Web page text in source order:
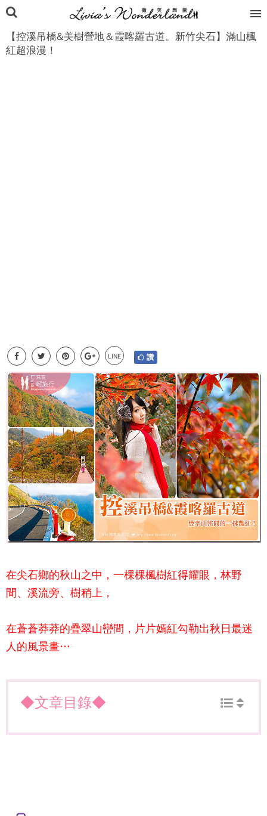
【控溪吊橋&美樹營地＆霞喀羅古道。新竹尖石】滿山楓
紅超浪漫！
LINE 讚
在尖石鄉的秋山之中，一棵棵楓樹紅得耀眼，林野
間、溪流旁、樹稍上，
在蒼蒼莽莽的疊翠山巒間，片片嫣紅勾勒出秋日最迷
人的風景畫…
◆文章目錄◆